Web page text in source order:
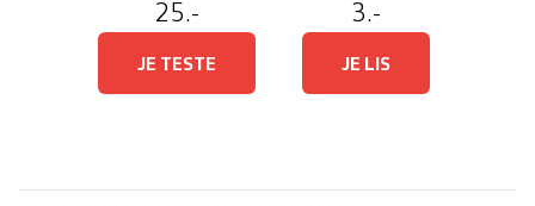
25.-
JE TESTE
3.-
JE LIS